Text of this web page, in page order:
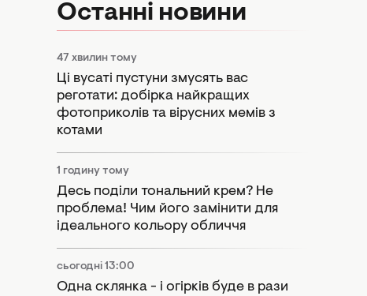
Останні новини
47 хвилин тому
Ці вусаті пустуни змусять вас
реготати: добірка найкращих
фотоприколів та вірусних мемів з
котами
1 годину тому
Десь поділи тональний крем? Не
проблема! Чим його замінити для
ідеального кольору обличчя
сьогодні 13:00
Одна склянка - і огірків буде в рази